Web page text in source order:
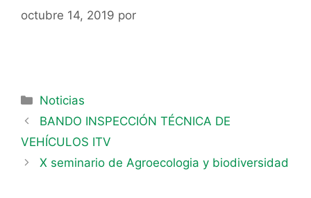
octubre 14, 2019 por
Noticias
BANDO INSPECCIÓN TÉCNICA DE
VEHÍCULOS ITV
X seminario de Agroecologia y biodiversidad